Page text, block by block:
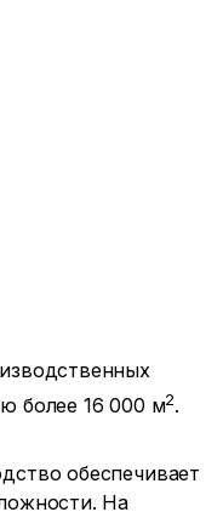
более 16 000 м2.
обеспечивает
На